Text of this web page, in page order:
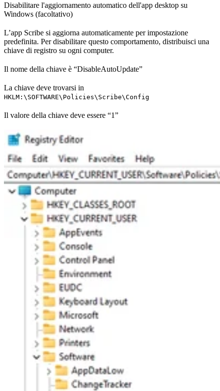
Disabilitare l'aggiornamento automatico dell'app desktop su
Windows (facoltativo)
L’app Scribe si aggiorna automaticamente per impostazione
predefinita. Per disabilitare questo comportamento, distribuisci una
chiave di registro su ogni computer.
Il nome della chiave è “DisableAutoUpdate”
La chiave deve trovarsi in
HKLM:\SOFTWARE\Policies\Scribe\Config
Il valore della chiave deve essere “1”